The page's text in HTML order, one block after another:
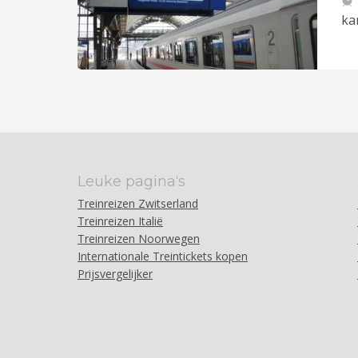
Leuke pagina‘s
Treinreizen Zwitserland
Treinreizen Italië
Treinreizen Noorwegen
Internationale Treintickets kopen
Prijsvergelijker